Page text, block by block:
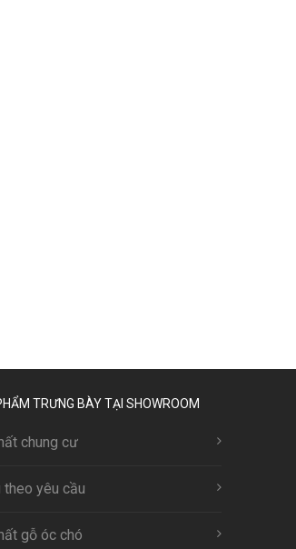
TRƯNG BÀY TẠI SHOWROOM
chung cư
yêu cầu
gỗ óc chó